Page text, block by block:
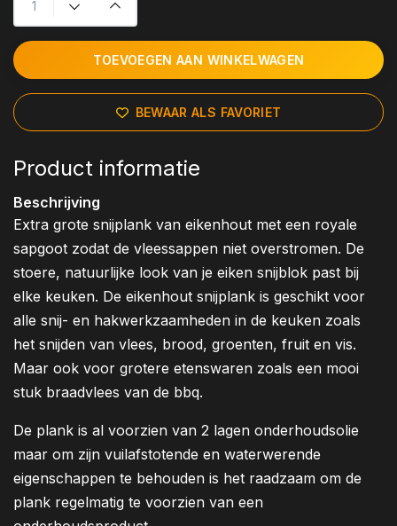
TOEVOEGEN AAN WINKELWAGEN
BEWAAR ALS FAVORIET
Product informatie
Beschrijving
Extra grote snijplank van eikenhout met een royale
sapgoot zodat de vleessappen niet overstromen. De
stoere, natuurlijke look van je eiken snijblok past bij
elke keuken. De eikenhout snijplank is geschikt voor
alle snij- en hakwerkzaamheden in de keuken zoals
het snijden van vlees, brood, groenten, fruit en vis.
Maar ook voor grotere etenswaren zoals een mooi
stuk braadvlees van de bbq.
De plank is al voorzien van 2 lagen onderhoudsolie
maar om zijn vuilafstotende en waterwerende
eigenschappen te behouden is het raadzaam om de
plank regelmatig te voorzien van een